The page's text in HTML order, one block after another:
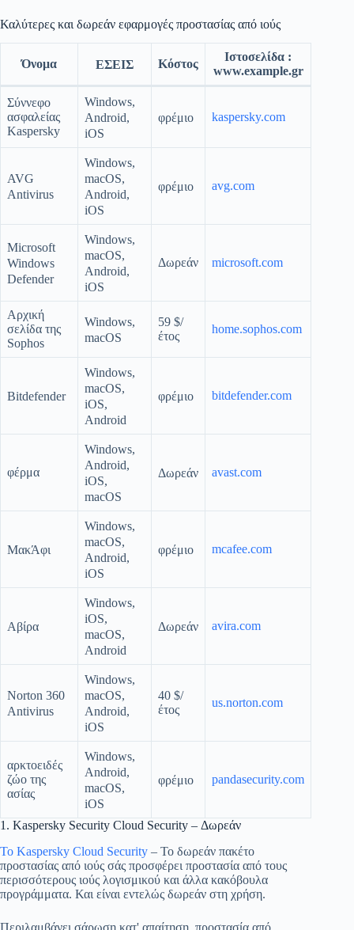
Καλύτερες και δωρεάν εφαρμογές προστασίας από ιούς
Όνομα ΕΣΕΙΣ Κόστος
Ιστοσελίδα :
www.example.gr
Σύννεφο
ασφαλείας
Kaspersky
Windows,
Android,
iOS
φρέμιο kaspersky.com
AVG
Antivirus
Windows,
macOS,
Android,
iOS
φρέμιο avg.com
Microsoft
Windows
Defender
Windows,
macOS,
Android,
iOS
Δωρεάν microsoft.com
Αρχική
σελίδα της
Sophos
Windows,
macOS
59 $/
έτος
home.sophos.com
Bitdefender
Windows,
macOS,
iOS,
Android
φρέμιο bitdefender.com
φέρμα
Windows,
Android,
iOS,
macOS
Δωρεάν avast.com
ΜακΆφι
Windows,
macOS,
Android,
iOS
φρέμιο mcafee.com
Αβίρα
Windows,
iOS,
macOS,
Android
Δωρεάν avira.com
Norton 360
Antivirus
Windows,
macOS,
Android,
iOS
40 $/
έτος
us.norton.com
αρκτοειδές
ζώο της
ασίας
Windows,
Android,
macOS,
iOS
φρέμιο pandasecurity.com
1. Kaspersky Security Cloud Security – Δωρεάν
Το Kaspersky Cloud Security – Το δωρεάν πακέτο
προστασίας από ιούς σάς προσφέρει προστασία από τους
περισσότερους ιούς λογισμικού και άλλα κακόβουλα
προγράμματα. Και είναι εντελώς δωρεάν στη χρήση.